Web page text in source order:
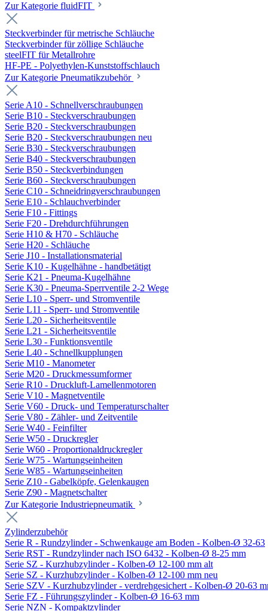
Zur Kategorie fluidFIT
Steckverbinder für metrische Schläuche
Steckverbinder für zöllige Schläuche
steelFIT für Metallrohre
HF-PE - Polyethylen-Kunststoffschlauch
Zur Kategorie Pneumatikzubehör
Serie A10 - Schnellverschraubungen
Serie B10 - Steckverschraubungen
Serie B20 - Steckverschraubungen
Serie B20 - Steckverschraubungen neu
Serie B30 - Steckverschraubungen
Serie B40 - Steckverschraubungen
Serie B50 - Steckverbindungen
Serie B60 - Steckverschraubungen
Serie C10 - Schneidringverschraubungen
Serie E10 - Schlauchverbinder
Serie F10 - Fittings
Serie F20 - Drehdurchführungen
Serie H10 & H70 - Schläuche
Serie H20 - Schläuche
Serie J10 - Installationsmaterial
Serie K10 - Kugelhähne - handbetätigt
Serie K21 - Pneuma-Kugelhähne
Serie K30 - Pneuma-Sperrventile 2-2 Wege
Serie L10 - Sperr- und Stromventile
Serie L11 - Sperr- und Stromventile
Serie L20 - Sicherheitsventile
Serie L21 - Sicherheitsventile
Serie L30 - Funktionsventile
Serie L40 - Schnellkupplungen
Serie M10 - Manometer
Serie M20 - Druckmessumformer
Serie R10 - Druckluft-Lamellenmotoren
Serie V10 - Magnetventile
Serie V60 - Druck- und Temperaturschalter
Serie V80 - Zähler- und Zeitventile
Serie W40 - Feinfilter
Serie W50 - Druckregler
Serie W60 - Proportionaldruckregler
Serie W75 - Wartungseinheiten
Serie W85 - Wartungseinheiten
Serie Z10 - Gabelköpfe, Gelenkaugen
Serie Z90 - Magnetschalter
Zur Kategorie Industriepneumatik
Zylinderzubehör
Serie R - Rundzylinder - Schwenkauge am Boden - Kolben-Ø 32-63
Serie RST - Rundzylinder nach ISO 6432 - Kolben-Ø 8-25 mm
Serie SZ - Kurzhubzylinder - Kolben-Ø 12-100 mm alt
Serie SZ - Kurzhubzylinder - Kolben-Ø 12-100 mm neu
Serie SZV - Kurzhubzylinder - verdrehgesichert - Kolben-Ø 20-63
Serie FZ - Führungszylinder - Kolben-Ø 16-63 mm
Serie NZN - Kompaktzylinder